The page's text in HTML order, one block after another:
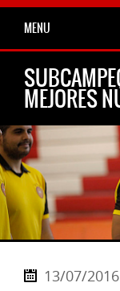
MENU
MEJORES
13/07/2016